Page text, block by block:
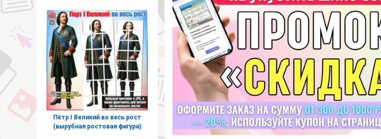
Пётр I Великий во весь рост
(вырубная ростовая фигура)